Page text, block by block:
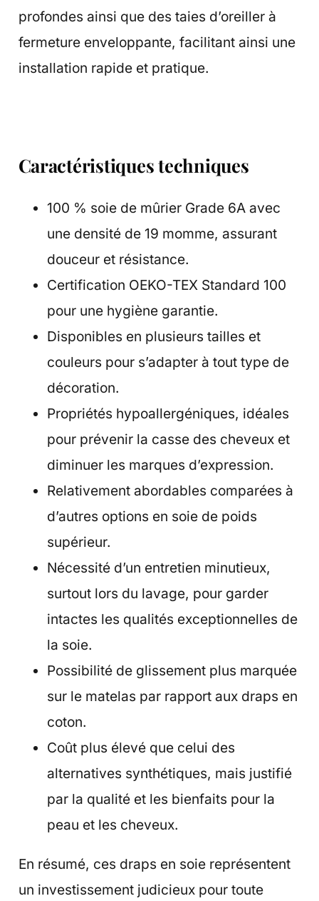
profondes ainsi que des taies d’oreiller à
fermeture enveloppante, facilitant ainsi une
installation rapide et pratique.
Caractéristiques techniques
100 % soie de mûrier Grade 6A avec
une densité de 19 momme, assurant
douceur et résistance.
Certification OEKO-TEX Standard 100
pour une hygiène garantie.
Disponibles en plusieurs tailles et
couleurs pour s’adapter à tout type de
décoration.
Propriétés hypoallergéniques, idéales
pour prévenir la casse des cheveux et
diminuer les marques d’expression.
Relativement abordables comparées à
d’autres options en soie de poids
supérieur.
Nécessité d’un entretien minutieux,
surtout lors du lavage, pour garder
intactes les qualités exceptionnelles de
la soie.
Possibilité de glissement plus marquée
sur le matelas par rapport aux draps en
coton.
Coût plus élevé que celui des
alternatives synthétiques, mais justifié
par la qualité et les bienfaits pour la
peau et les cheveux.
En résumé, ces draps en soie représentent
un investissement judicieux pour toute